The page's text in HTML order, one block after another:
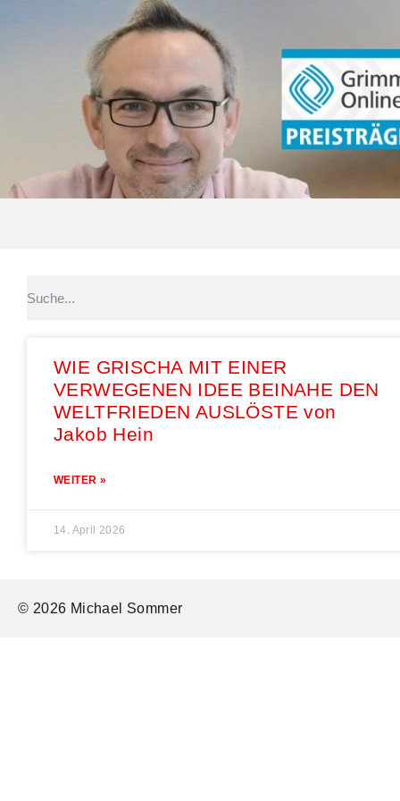
WIE GRISCHA MIT EINER
VERWEGENEN IDEE BEINAHE DEN
WELTFRIEDEN AUSLÖSTE von
Jakob Hein
WEITER »
14. April 2026
© 2026 Michael Sommer